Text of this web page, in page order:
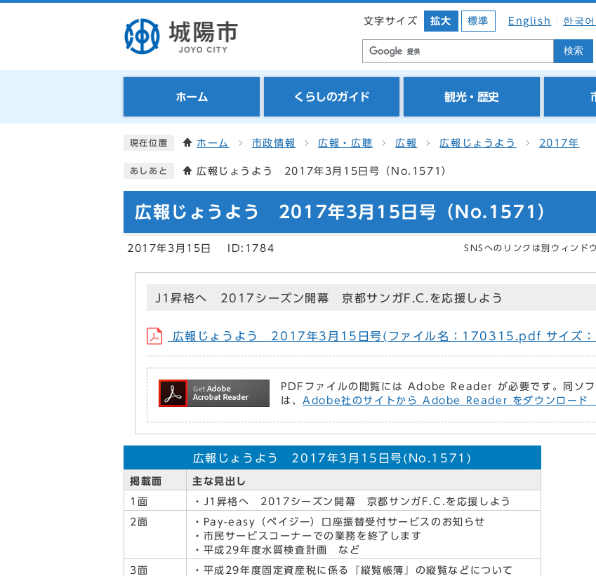
文字サイズ 拡大 標準 English 한국어
検索
ホーム くらしのガイド 観光・歴史
現在位置 ホーム 市政情報 広報・広聴 広報 広報じょうよう 2017年
あしあと 広報じょうよう 2017年3月15日号（No.1571）
広報じょうよう 2017年3月15日号（No.1571）
2017年3月15日 ID:1784 SNSへのリンクは別ウィンド
J1昇格へ 2017シーズン開幕 京都サンガF.C.を応援しよう
広報じょうよう 2017年3月15日号(ファイル名：170315.pdf サイズ
PDFファイルの閲覧には Adobe Reader が必要です。同ソフ
は、Adobe社のサイトから Adobe Reader をダウンロード（
広報じょうよう 2017年3月15日号(No.1571)
掲載面 主な見出し
1面 ・J1昇格へ 2017シーズン開幕 京都サンガF.C.を応援しよう
2面
・Pay-easy（ペイジー）口座振替受付サービスのお知らせ
・市民サービスコーナーでの業務を終了します
・平成29年度水質検査計画 など
3面
・平成29年度固定資産税に係る『縦覧帳簿』の縦覧などについて